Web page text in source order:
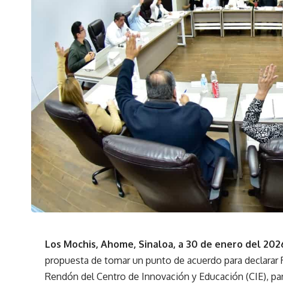
Los Mochis, Ahome, Sinaloa, a 30 de enero del
propuesta de tomar un punto de acuerdo para
Rendón del Centro de Innovación y Educación (CIE),